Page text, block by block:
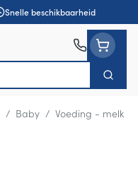
Snelle beschikbaarheid
Zoek
/ Baby / Voeding - melk